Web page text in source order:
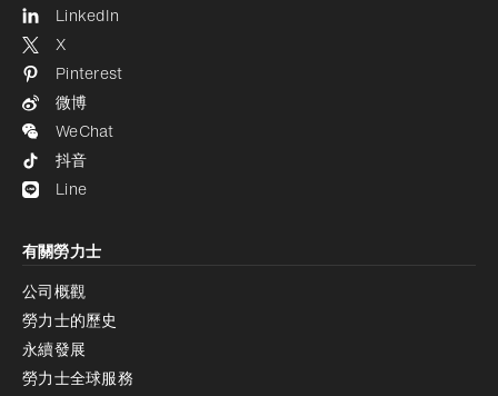
LinkedIn
X
Pinterest
微博
WeChat
抖音
Line
有關勞力士
公司概觀
勞力士的歷史
永續發展
勞力士全球服務